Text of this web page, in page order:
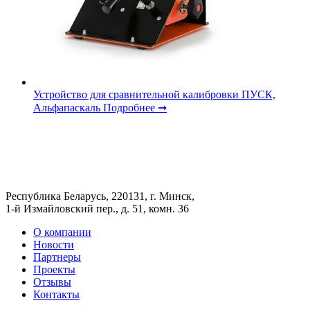
Устройство для сравнительной калибровки ПУСК,
Альфапаскаль Подробнее ➞
Республика Беларусь, 220131, г. Минск,
1-й Измайловский пер., д. 51, комн. 36
О компании
Новости
Партнеры
Проекты
Отзывы
Контакты